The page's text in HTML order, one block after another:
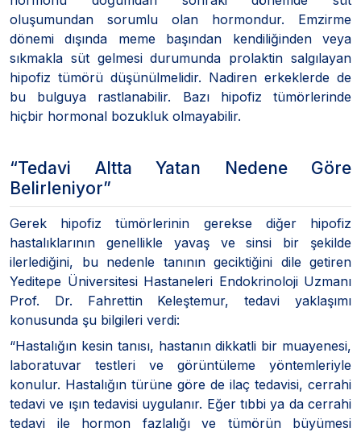
oluşumundan sorumlu olan hormondur. Emzirme
dönemi dışında meme başından kendiliğinden veya
sıkmakla süt gelmesi durumunda prolaktin salgılayan
hipofiz tümörü düşünülmelidir. Nadiren erkeklerde de
bu bulguya rastlanabilir. Bazı hipofiz tümörlerinde
hiçbir hormonal bozukluk olmayabilir.
“Tedavi Altta Yatan Nedene Göre
Belirleniyor”
Gerek hipofiz tümörlerinin gerekse diğer hipofiz
hastalıklarının genellikle yavaş ve sinsi bir şekilde
ilerlediğini, bu nedenle tanının geciktiğini dile getiren
Yeditepe Üniversitesi Hastaneleri Endokrinoloji Uzmanı
Prof. Dr. Fahrettin Keleştemur, tedavi yaklaşımı
konusunda şu bilgileri verdi:
“Hastalığın kesin tanısı, hastanın dikkatli bir muayenesi,
laboratuvar testleri ve görüntüleme yöntemleriyle
konulur. Hastalığın türüne göre de ilaç tedavisi, cerrahi
tedavi ve ışın tedavisi uygulanır. Eğer tıbbi ya da cerrahi
tedavi ile hormon fazlalığı ve tümörün büyümesi